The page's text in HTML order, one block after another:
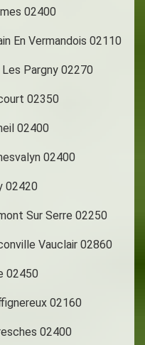
02400
En Vermandois 02110
Pargny 02270
02350
02400
02400
02420
Sur Serre 02250
Vauclair 02860
02450
02160
02400